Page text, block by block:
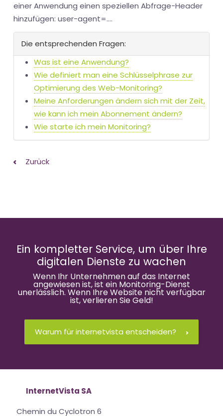
einer Anwendung einen speziellen Abfrage-Header
hinzufügen: user-agent=....
Die entsprechenden Fragen:
Was ist eine Anwendung?
Wie definiert man eine Schlüsselphrase zur
Optimierung des Web-Monitoring?
Meine Anforderungen ändern sich mit der Zeit,
wie kann ich mein Abonnement ändern?
Wie starte ich mein Monitoring?
Zurück
Ein kompletter Service, um über Ihre
digitalen Dienste zu wachen
Wenn Ihr Unternehmen auf das Internet
angewiesen ist, ist ein Monitoring-Dienst
unerlässlich. Wenn Ihre Website nicht verfügbar
ist, verlieren Sie Geld!
Warum für internetvista entscheiden?
InternetVista SA
Chemin du Cyclotron 6